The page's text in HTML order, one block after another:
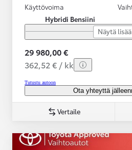
Käyttövoima
Hybridi Bensiini
Näytä lisää
29 980,00 €
362,52 € / kk
Tutustu autoon
Ota yhteyttä
Vertaile